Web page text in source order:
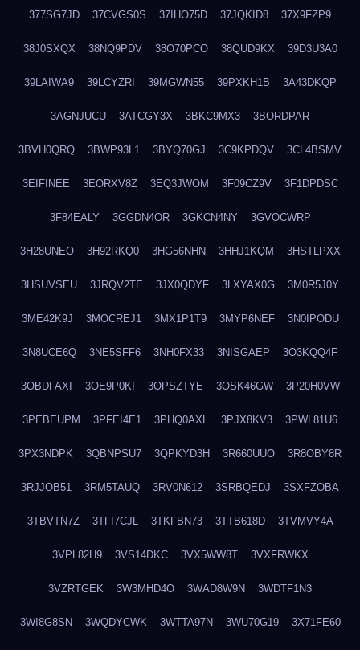
377SG7JD 37CVGS0S 37IHO75D 37JQKID8 37X9FZP9
38J0SXQX 38NQ9PDV 38O70PCO 38QUD9KX 39D3U3A0
39LAIWA9 39LCYZRI 39MGWN55 39PXKH1B 3A43DKQP
3AGNJUCU 3ATCGY3X 3BKC9MX3 3BORDPAR
3BVH0QRQ 3BWP93L1 3BYQ70GJ 3C9KPDQV 3CL4BSMV
3EIFINEE 3EORXV8Z 3EQ3JWOM 3F09CZ9V 3F1DPDSC
3F84EALY 3GGDN4OR 3GKCN4NY 3GVOCWRP
3H28UNEO 3H92RKQ0 3HG56NHN 3HHJ1KQM 3HSTLPXX
3HSUVSEU 3JRQV2TE 3JX0QDYF 3LXYAX0G 3M0R5J0Y
3ME42K9J 3MOCREJ1 3MX1P1T9 3MYP6NEF 3N0IPODU
3N8UCE6Q 3NE5SFF6 3NH0FX33 3NISGAEP 3O3KQQ4F
3OBDFAXI 3OE9P0KI 3OPSZTYE 3OSK46GW 3P20H0VW
3PEBEUPM 3PFEI4E1 3PHQ0AXL 3PJX8KV3 3PWL81U6
3PX3NDPK 3QBNPSU7 3QPKYD3H 3R660UUO 3R8OBY8R
3RJJOB51 3RM5TAUQ 3RV0N612 3SRBQEDJ 3SXFZOBA
3TBVTN7Z 3TFI7CJL 3TKFBN73 3TTB618D 3TVMVY4A
3VPL82H9 3VS14DKC 3VX5WW8T 3VXFRWKX
3VZRTGEK 3W3MHD4O 3WAD8W9N 3WDTF1N3
3WI8G8SN 3WQDYCWK 3WTTA97N 3WU70G19 3X71FE60